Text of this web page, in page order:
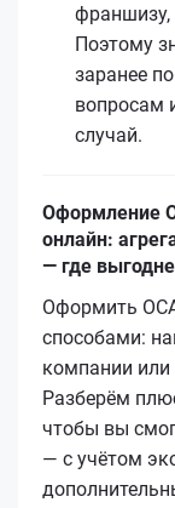
франшизу,
Поэтому
заранее
вопросам
случай.
Оформление
онлайн:
— где
Оформить
способами:
компании или
Разберём
чтобы вы
— с учётом